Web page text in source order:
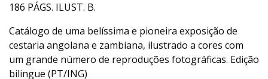
186 PÁGS. ILUST. B.
Catálogo de uma belíssima e pioneira exposição de
cestaria angolana e zambiana, ilustrado a cores com
um grande número de reproduções fotográficas. Edição
bilingue (PT/ING)